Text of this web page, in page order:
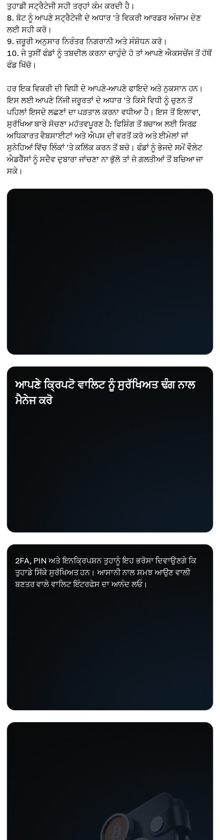
ਤੁਹਾਡੀ ਸਟ੍ਰੈਟੇਜੀ ਸਹੀ ਤਰ੍ਹਾਂ ਕੰਮ ਕਰਦੀ ਹੈ।
ਬੋਟ ਨੂੰ ਆਪਣੇ ਸਟ੍ਰੈਟੇਜੀ ਦੇ ਅਧਾਰ 'ਤੇ ਵਿਕਰੀ ਆਰਡਰ ਅੰਜਾਮ ਦੇਣ
ਲਈ ਸਹੀ ਕਰੋ।
ਜ਼ਰੂਰੀ ਅਨੁਸਾਰ ਨਿਰੰਤਰ ਨਿਗਰਾਨੀ ਅਤੇ ਸੰਸ਼ੋਧਨ ਕਰੋ।
ਜੇ ਤੁਸੀਂ ਫੰਡਾਂ ਨੂੰ ਤਬਦੀਲ ਕਰਨਾ ਚਾਹੁੰਦੇ ਹੋ ਤਾਂ ਆਪਣੇ ਐਕਸਚੇਂਜ ਤੋਂ ਹੱਥੋਂ
ਫੰਡ ਖਿੱਚੋ।
ਹਰ ਇਕ ਵਿਕਰੀ ਦੀ ਵਿਧੀ ਦੇ ਆਪਣੇ-ਆਪਣੇ ਫਾਇਦੇ ਅਤੇ ਨੁਕਸਾਨ ਹਨ।
ਇਸ ਲਈ ਆਪਣੇ ਨਿੱਜੀ ਜਰੂਰਤਾਂ ਦੇ ਅਧਾਰ 'ਤੇ ਕਿਸੇ ਵਿਧੀ ਨੂੰ ਚੁਣਨ ਤੋਂ
ਪਹਿਲਾਂ ਇਸਦੇ ਲਛਣਾਂ ਦਾ ਪੜਤਾਲ ਕਰਨਾ ਵਧੀਆ ਹੈ। ਇਸ ਤੋਂ ਇਲਾਵਾ,
ਸੁਰੱਖਿਆ ਬਾਰੇ ਸੋਚਣਾ ਮਹੱਤਵਪੂਰਣ ਹੈ: ਫਿਸ਼ਿੰਗ ਤੋਂ ਬਚਾਅ ਲਈ ਸਿਰਫ਼
ਅਧਿਕਾਰਤ ਵੈਬਸਾਈਟਾਂ ਅਤੇ ਐਪਸ ਦੀ ਵਰਤੋਂ ਕਰੋ ਅਤੇ ਈਮੇਲਾਂ ਜਾਂ
ਸੁਨੇਹਿਆਂ ਵਿੱਚ ਲਿੰਕਾਂ 'ਤੇ ਕਲਿੱਕ ਕਰਨ ਤੋਂ ਬਚੋ। ਫੰਡਾਂ ਨੂੰ ਭੇਜਦੇ ਸਮੇਂ ਵੌਲੇਟ
ਐਡਰੈੱਸਾਂ ਨੂੰ ਸਦੈਵ ਦੁਬਾਰਾ ਜਾਂਚਣਾ ਨਾ ਭੁੱਲੋ ਤਾਂ ਜੋ ਗਲਤੀਆਂ ਤੋਂ ਬਚਿਆ ਜਾ
ਸਕੇ।
ਆਪਣੇ ਕ੍ਰਿਪਟੋ ਵਾਲਿਟ ਨੂੰ ਸੁਰੱਖਿਅਤ ਢੰਗ ਨਾਲ
ਮੈਨੇਜ ਕਰੋ
2FA, PIN ਅਤੇ ਇਨਕ੍ਰਿਪਸ਼ਨ ਤੁਹਾਨੂੰ ਇਹ ਭਰੋਸਾ ਦਿਵਾਉਣਗੇ ਕਿ
ਤੁਹਾਡੇ ਸਿੱਕੇ ਸੁਰੱਖਿਅਤ ਹਨ। ਆਸਾਨੀ ਨਾਲ ਸਮਝ ਆਉਣ ਵਾਲੀ
ਬਣਤਰ ਵਾਲੇ ਵਾਲਿਟ ਇੰਟਰਫੇਸ ਦਾ ਆਨੰਦ ਲਓ।